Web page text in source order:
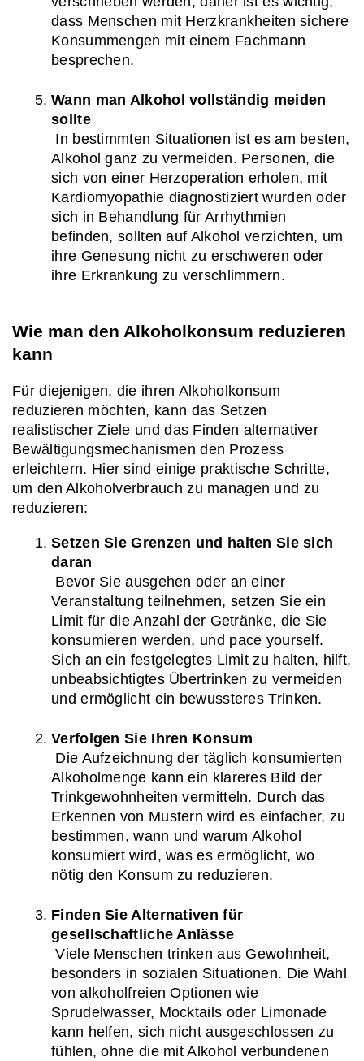
dass Menschen mit Herzkrankheiten sichere
Konsummengen mit einem Fachmann
besprechen.
Wann man Alkohol vollständig meiden
sollte
Alkohol ganz zu vermeiden. Personen, die
sich von einer Herzoperation erholen, mit
Kardiomyopathie diagnostiziert wurden oder
sich in Behandlung für Arrhythmien
befinden, sollten auf Alkohol verzichten, um
ihre Genesung nicht zu erschweren oder
ihre Erkrankung zu verschlimmern.
Wie man den Alkoholkonsum reduzieren
kann
Für diejenigen, die ihren Alkoholkonsum
reduzieren möchten, kann das Setzen
realistischer Ziele und das Finden alternativer
Bewältigungsmechanismen den Prozess
erleichtern. Hier sind einige praktische Schritte,
um den Alkoholverbrauch zu managen und zu
reduzieren:
Setzen Sie Grenzen und halten Sie sich
daran
Veranstaltung teilnehmen, setzen Sie ein
Limit für die Anzahl der Getränke, die Sie
konsumieren werden, und pace yourself.
Sich an ein festgelegtes Limit zu halten, hilft,
unbeabsichtigtes Übertrinken zu vermeiden
und ermöglicht ein bewussteres Trinken.
Verfolgen Sie Ihren Konsum
Alkoholmenge kann ein klareres Bild der
Trinkgewohnheiten vermitteln. Durch das
Erkennen von Mustern wird es einfacher, zu
bestimmen, wann und warum Alkohol
konsumiert wird, was es ermöglicht, wo
nötig den Konsum zu reduzieren.
Finden Sie Alternativen für
gesellschaftliche Anlässe
Viele Menschen trinken aus Gewohnheit,
besonders in sozialen Situationen. Die Wahl
von alkoholfreien Optionen wie
Sprudelwasser, Mocktails oder Limonade
kann helfen, sich nicht ausgeschlossen zu
fühlen, ohne die mit Alkohol verbundenen